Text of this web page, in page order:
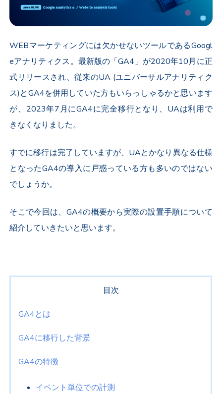
WEBマーケティングには欠かせないツールであるGoogl
eアナリティクス。最新版の「GA4」が2020年10月に正
式リリースされ、従来のUA (ユニバーサルアナリティク
ス)とGA4を併用していた方もいらっしゃるかと思います
が、2023年7月にGA4に完全移行となり、UAは利用で
きなくなりました。
すでに移行は完了していますが、UAとかなり異なる仕様
となったGA4の導入に戸惑っている方も多いのではない
でしょうか。
そこで今回は、GA4の概要から実際の設置手順について
紹介していきたいと思います。
目次
GA4とは
GA4に移行した背景
GA4の特徴
イベント単位での計測